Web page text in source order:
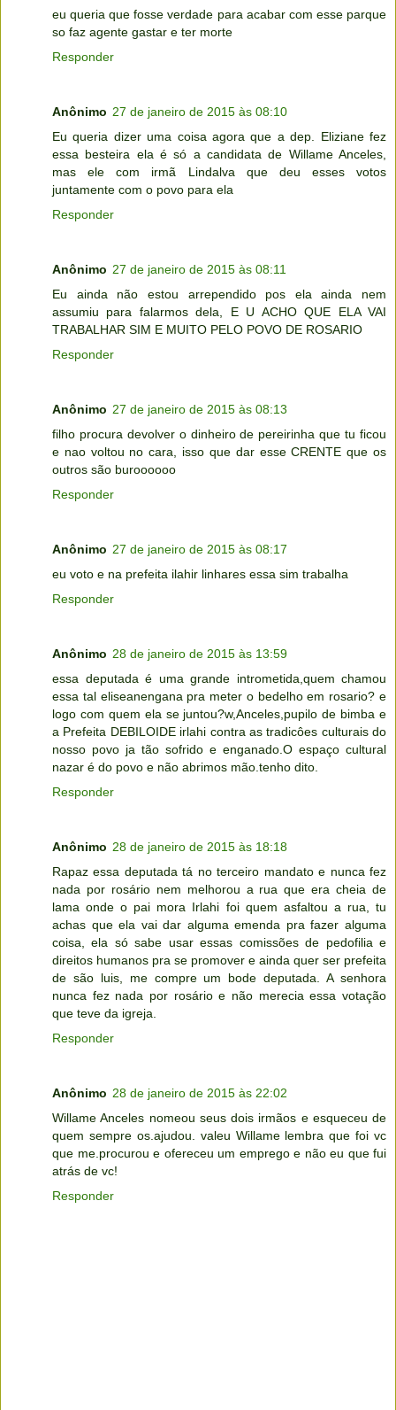
eu queria que fosse verdade para acabar com esse parque
so faz agente gastar e ter morte
Responder
Anônimo 27 de janeiro de 2015 às 08:10
Eu queria dizer uma coisa agora que a dep. Eliziane fez
essa besteira ela é só a candidata de Willame Anceles,
mas ele com irmã Lindalva que deu esses votos
juntamente com o povo para ela
Responder
Anônimo 27 de janeiro de 2015 às 08:11
Eu ainda não estou arrependido pos ela ainda nem
assumiu para falarmos dela, E U ACHO QUE ELA VAI
TRABALHAR SIM E MUITO PELO POVO DE ROSARIO
Responder
Anônimo 27 de janeiro de 2015 às 08:13
filho procura devolver o dinheiro de pereirinha que tu ficou
e nao voltou no cara, isso que dar esse CRENTE que os
outros são buroooooo
Responder
Anônimo 27 de janeiro de 2015 às 08:17
eu voto e na prefeita ilahir linhares essa sim trabalha
Responder
Anônimo 28 de janeiro de 2015 às 13:59
essa deputada é uma grande intrometida,quem chamou
essa tal eliseanengana pra meter o bedelho em rosario? e
logo com quem ela se juntou?w,Anceles,pupilo de bimba e
a Prefeita DEBILOIDE irlahi contra as tradicôes culturais do
nosso povo ja tão sofrido e enganado.O espaço cultural
nazar é do povo e não abrimos mão.tenho dito.
Responder
Anônimo 28 de janeiro de 2015 às 18:18
Rapaz essa deputada tá no terceiro mandato e nunca fez
nada por rosário nem melhorou a rua que era cheia de
lama onde o pai mora Irlahi foi quem asfaltou a rua, tu
achas que ela vai dar alguma emenda pra fazer alguma
coisa, ela só sabe usar essas comissões de pedofilia e
direitos humanos pra se promover e ainda quer ser prefeita
de são luis, me compre um bode deputada. A senhora
nunca fez nada por rosário e não merecia essa votação
que teve da igreja.
Responder
Anônimo 28 de janeiro de 2015 às 22:02
Willame Anceles nomeou seus dois irmãos e esqueceu de
quem sempre os.ajudou. valeu Willame lembra que foi vc
que me.procurou e ofereceu um emprego e não eu que fui
atrás de vc!
Responder